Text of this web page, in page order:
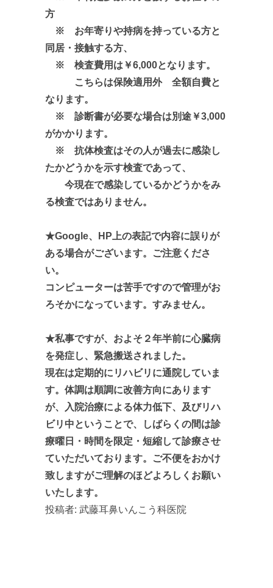
方
※ お年寄りや持病を持っている方と
同居・接触する方、
※ 検査費用は￥6,000となります。
こちらは保険適用外 全額自費と
なります。
※ 診断書が必要な場合は別途￥3,000
がかかります。
※ 抗体検査はその人が過去に感染し
たかどうかを示す検査であって、
今現在で感染しているかどうかをみ
る検査ではありません。
★Google、HP上の表記で内容に誤りが
ある場合がございます。ご注意くださ
い。
コンピューターは苦手ですので管理がお
ろそかになっています。すみません。
★私事ですが、およそ２年半前に心臓病
を発症し、緊急搬送されました。
現在は定期的にリハビリに通院していま
す。体調は順調に改善方向にあります
が、入院治療による体力低下、及びリハ
ビリ中ということで、しばらくの間は診
療曜日・時間を限定・短縮して診療させ
ていただいております。ご不便をおかけ
致しますがご理解のほどよろしくお願い
いたします。
投稿者: 武藤耳鼻いんこう科医院